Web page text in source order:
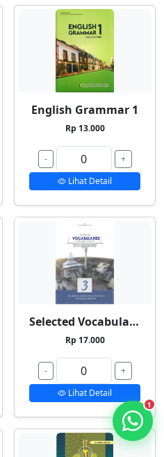
English Grammar 1
Rp 13.000
-
+
Lihat Detail
Selected Vocabularies 3
Rp 17.000
-
+
Lihat Detail
1